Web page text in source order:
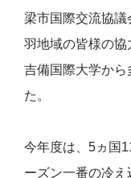
梁市国際交流協
羽地域の皆様の協
吉備国際大学から
た。
今年度は、5ヵ国
ーズン一番の冷